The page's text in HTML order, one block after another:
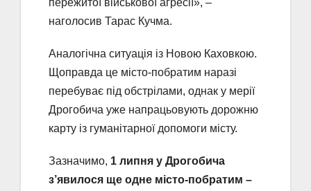
наголосив Тарас Кучма.
Аналогічна ситуація із Новою Каховкою.
Щоправда це місто-побратим наразі
перебуває під обстрілами, однак у мерії
Дрогобича уже напрацьовують дорожню
карту із гуманітарної допомоги місту.
Зазначимо, 1 липня у Дрогобича
з’явилося ще одне місто-побратим –